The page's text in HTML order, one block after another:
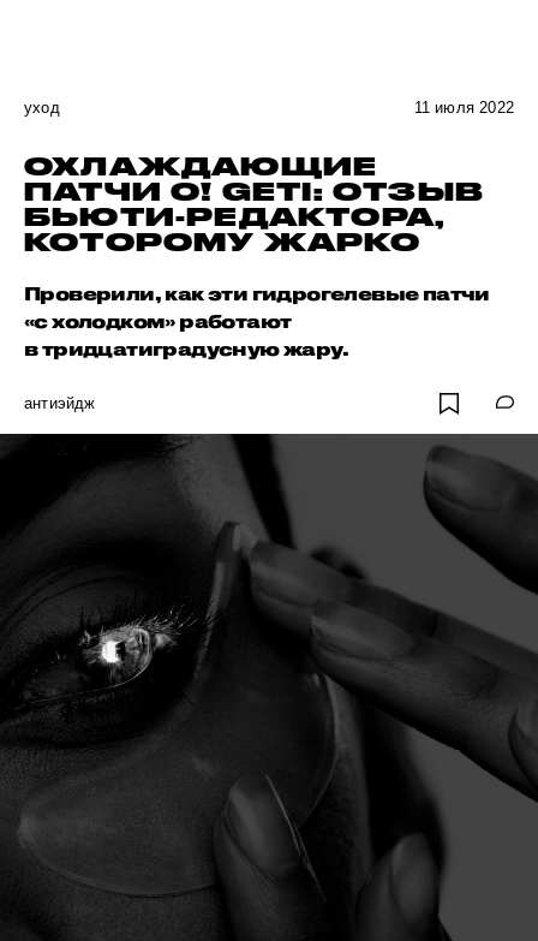
уход 11 июля 2022
ОХЛАЖДАЮЩИЕ
ПАТЧИ O! GETI: ОТЗЫВ
БЬЮТИ-РЕДАКТОРА,
КОТОРОМУ ЖАРКО
Проверили, как эти гидрогелевые патчи
«с холодком» работают
в тридцатиградусную жару.
антиэйдж